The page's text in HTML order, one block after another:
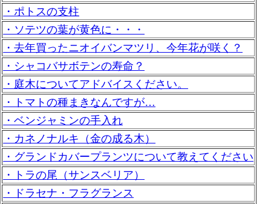
・ポトスの支柱
・ソテツの葉が黄色に・・・
・去年買ったニオイバンマツリ、今年花が咲く？
・シャコバサボテンの寿命？
・庭木についてアドバイスください。
・トマトの種まきなんですが…
・ベンジャミンの手入れ
・カネノナルキ（金の成る木）
・グランドカバープランツについて教えてください
・トラの尾（サンスベリア）
・ドラセナ・フラグランス